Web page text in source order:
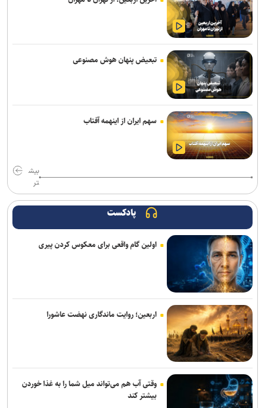
امروز؛ آخرین مهلت نام‌نویسی در آزمون «ارزیابی علمی دانشجویان
پزشکی، دندانپزشکی و داروسازی خارج از کشور»
فراخوان دومین جشنواره انیمیشن کوتاه دانشجویی پویان منتشر شد/
مهلت ارسال آثار تا ۳۰ مهر ۱۴۰۵
وارونگی قواعد روزمره یا آشکار شدن ظرفیت‌های فراموش‌شده !
آغاز فعالیت کارگروه‌های تخصصی برای تدوین برنامه راهبردی دانشگاه
صنعتی امیرکبیر
تأکید سرپرست دانشگاه فرهنگیان بر حکمرانی مشارکتی و همکاری‌های
تقویم آموزشی نیمسال اول دانشگاه خوارزمی اعلام شد
آخرالزمان است
راهکارهای علمی مقابله با اضطراب در شرایط جنگی از زبان استاد تمام
رشته روانشناسی بالینی
افزایش ۳۸ درصدی درآمد شهریه ای واحد استاد فرشچیان/ حرکت به
سمت درآمد پایدار غیرشهریه‌ای با کلینیک مرمت، کارگاه‌ها و شناسنامه آثار
تبعیض پنهان هوش مصنوعی
سهم ایران از اینهمه آفتاب
بیش
تر
پادکست
اولین گام واقعی برای معکوس کردن پیری
اربعین؛ روایت ماندگاری نهضت عاشورا
وقتی آب هم می‌تواند میل شما را به غذا خوردن
بیشتر کند